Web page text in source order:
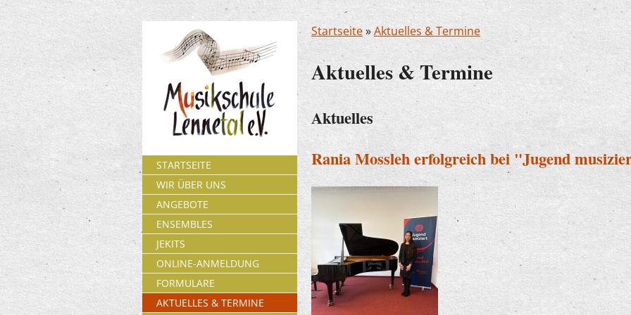
Startseite»Aktuelles & Termine
Aktuelles & Termine
Aktuelles
Rania Mossleh erfolgreich bei "Jugend
STARTSEITE
WIR ÜBER UNS
ANGEBOTE
ENSEMBLES
JEKITS
ONLINE-ANMELDUNG
FORMULARE
AKTUELLES & TERMINE